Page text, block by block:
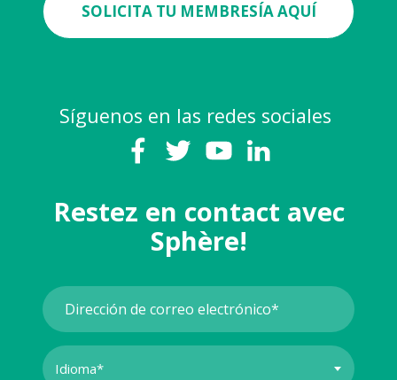
SOLICITA TU MEMBRESÍA AQUÍ
Síguenos en las redes sociales
Restez en contact avec
Sphère!